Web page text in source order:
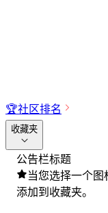
🏆社区排名
收藏夹
公告栏标题
当您选择一个图
添加到收藏夹。